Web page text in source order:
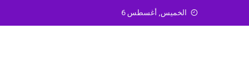
الخميس, أغسطس 6